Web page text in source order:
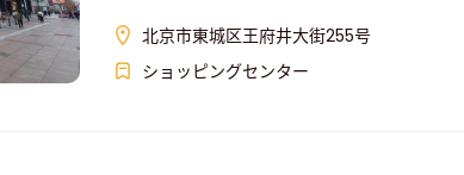
北京市東城区王府井大街255号
ショッピングセンター